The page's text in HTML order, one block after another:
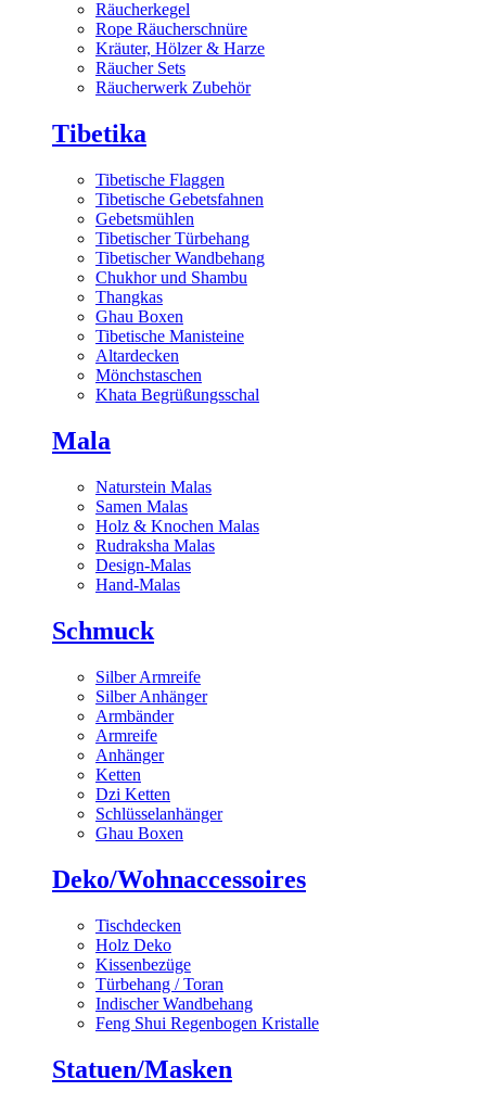
Räucherkegel
Rope Räucherschnüre
Kräuter, Hölzer & Harze
Räucher Sets
Räucherwerk Zubehör
Tibetika
Tibetische Flaggen
Tibetische Gebetsfahnen
Gebetsmühlen
Tibetischer Türbehang
Tibetischer Wandbehang
Chukhor und Shambu
Thangkas
Ghau Boxen
Tibetische Manisteine
Altardecken
Mönchstaschen
Khata Begrüßungsschal
Mala
Naturstein Malas
Samen Malas
Holz & Knochen Malas
Rudraksha Malas
Design-Malas
Hand-Malas
Schmuck
Silber Armreife
Silber Anhänger
Armbänder
Armreife
Anhänger
Ketten
Dzi Ketten
Schlüsselanhänger
Ghau Boxen
Deko/Wohnaccessoires
Tischdecken
Holz Deko
Kissenbezüge
Türbehang / Toran
Indischer Wandbehang
Feng Shui Regenbogen Kristalle
Statuen/Masken